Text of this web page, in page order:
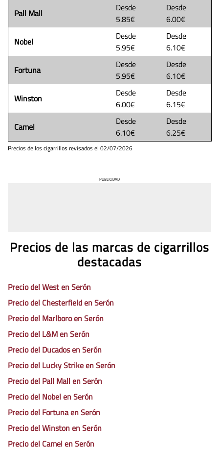
Pall Mall
Desde
5.85€
Desde
6.00€
Nobel
Desde
5.95€
Desde
6.10€
Fortuna
Desde
5.95€
Desde
6.10€
Winston
Desde
6.00€
Desde
6.15€
Camel
Desde
6.10€
Desde
6.25€
Precios de los cigarrillos revisados el 02/07/2026
PUBLICIDAD
Precios de las marcas de cigarrillos
destacadas
Precio del West en Serón
Precio del Chesterfield en Serón
Precio del Marlboro en Serón
Precio del L&M en Serón
Precio del Ducados en Serón
Precio del Lucky Strike en Serón
Precio del Pall Mall en Serón
Precio del Nobel en Serón
Precio del Fortuna en Serón
Precio del Winston en Serón
Precio del Camel en Serón